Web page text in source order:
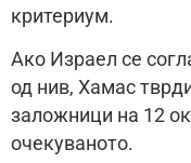
критериум.
Ако Израел се
од нив, Хамас
заложници на 12
очекуваното.